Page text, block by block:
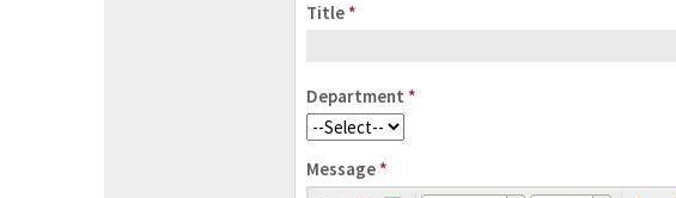
Title *
Department *
Message *